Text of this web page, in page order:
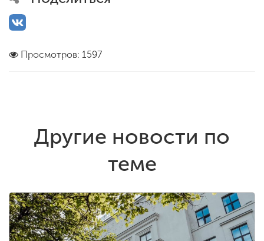
Просмотров: 1597
Другие новости по
теме